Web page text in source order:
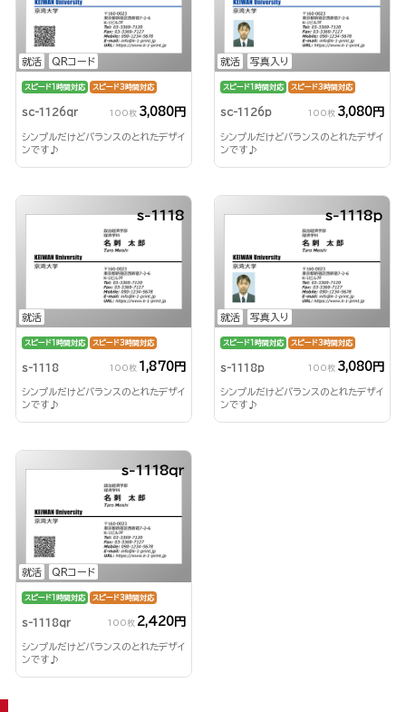
就活 QRコード
スピード1時間対応 スピード3時間対応
sc-1126qr 100枚 3,080円
シンプルだけどバランスのとれたデザイ
ンです♪
就活 写真入り
スピード1時間対応 スピード3時間対応
sc-1126p 100枚 3,080円
シンプルだけどバランスのとれたデザイ
ンです♪
就活
s-1118
スピード1時間対応 スピード3時間対応
s-1118 100枚 1,870円
シンプルだけどバランスのとれたデザイ
ンです♪
就活 写真入り
s-1118p
スピード1時間対応 スピード3時間対応
s-1118p 100枚 3,080円
シンプルだけどバランスのとれたデザイ
ンです♪
就活 QRコード
s-1118qr
スピード1時間対応 スピード3時間対応
s-1118qr 100枚 2,420円
シンプルだけどバランスのとれたデザイ
ンです♪